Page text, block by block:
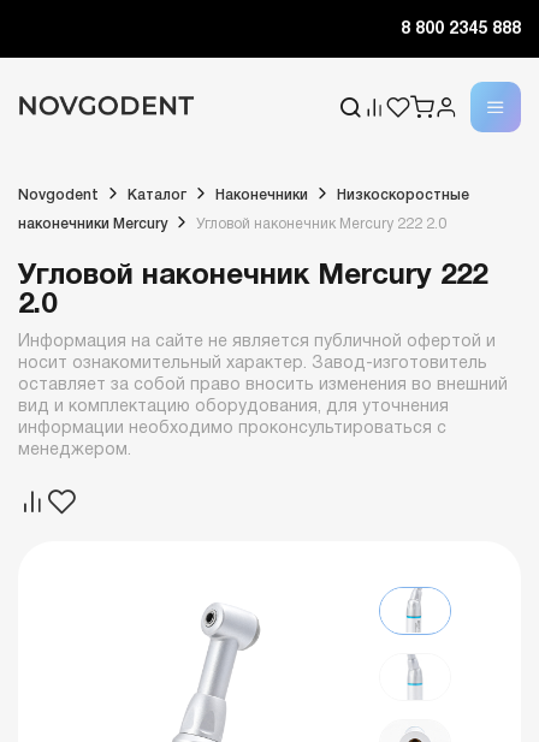
8 800 2345 888
Novgodent Каталог Наконечники Низкоскоростные
наконечники Mercury Угловой наконечник Mercury 222 2.0
Угловой наконечник Mercury 222
2.0
Информация на сайте не является публичной офертой и
носит ознакомительный характер. Завод-изготовитель
оставляет за собой право вносить изменения во внешний
вид и комплектацию оборудования, для уточнения
информации необходимо проконсультироваться с
менеджером.